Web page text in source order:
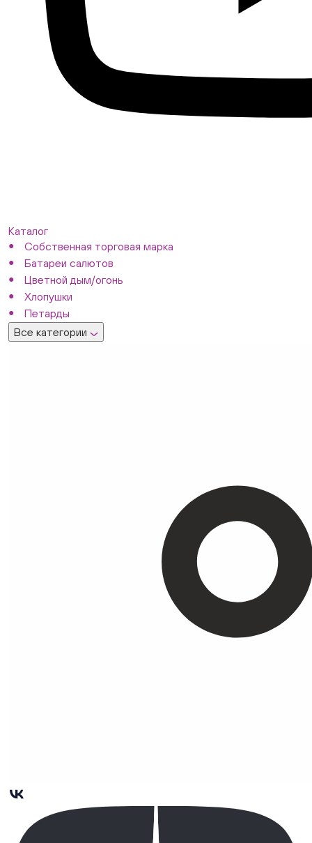
Каталог
Собственная торговая марка
Батареи салютов
Цветной дым/огонь
Хлопушки
Петарды
Все категории